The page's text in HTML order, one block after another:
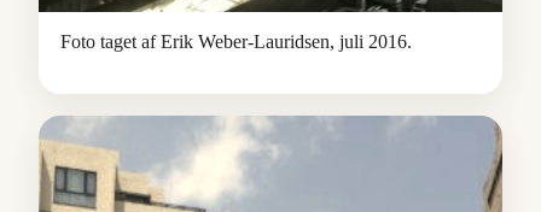
Foto taget af Erik Weber-Lauridsen, juli 2016.